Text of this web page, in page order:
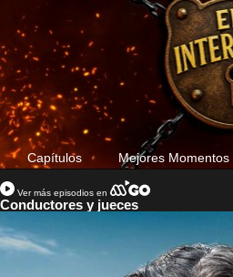
Capítulos Mejores Momentos
Ver más episodios en
Conductores y jueces